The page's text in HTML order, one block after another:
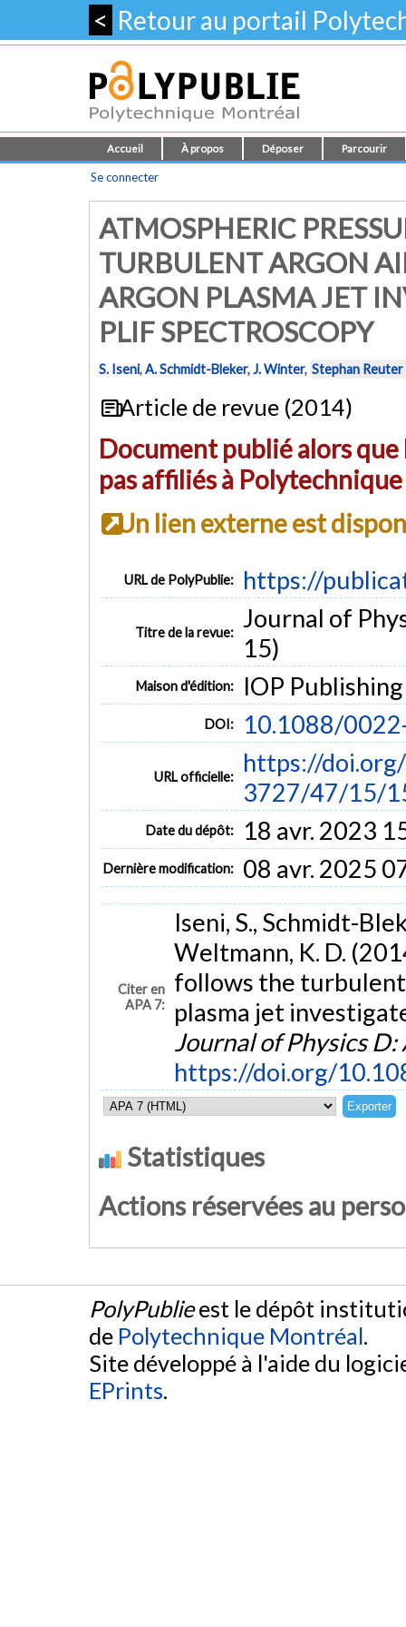
< Retour au portail
Accueil À propos Déposer Parcourir
Se connecter
ATMOSPHERIC
TURBULENT ARGON
ARGON PLASMA JET
PLIF SPECTROSCOPY
S. Iseni,A. Schmidt-Bleker,J. Winter, Stephan Reuter
Article de revue (2014)
Document publié alors
pas affiliés à
Un lien externe est
URL de PolyPublie: https://
Titre de la revue: Journal of
15)
Maison d'édition: IOP Publishing
DOI: 10.1088/
URL officielle:
https://
3727/47/15/
Date du dépôt: 18 avr. 2023
Dernière modification: 08 avr. 2025
Citer en
APA 7:
Iseni, S., Schmidt-
Weltmann, K. D.
follows the turbulent
plasma jet
Journal of Physics
https://doi.org/
Statistiques
Actions réservées au
PolyPublieest le dépôt
de Polytechnique Montréal.
Site développé à l'aide du
EPrints.